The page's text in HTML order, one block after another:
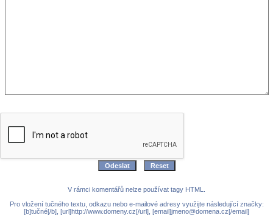
V rámci komentářů nelze používat tagy HTML.
Pro vložení tučného textu, odkazu nebo e-mailové adresy využijte následující značky:
[b]tučné[/b], [url]http://www.domeny.cz[/url], [email]jmeno@domena.cz[/email]